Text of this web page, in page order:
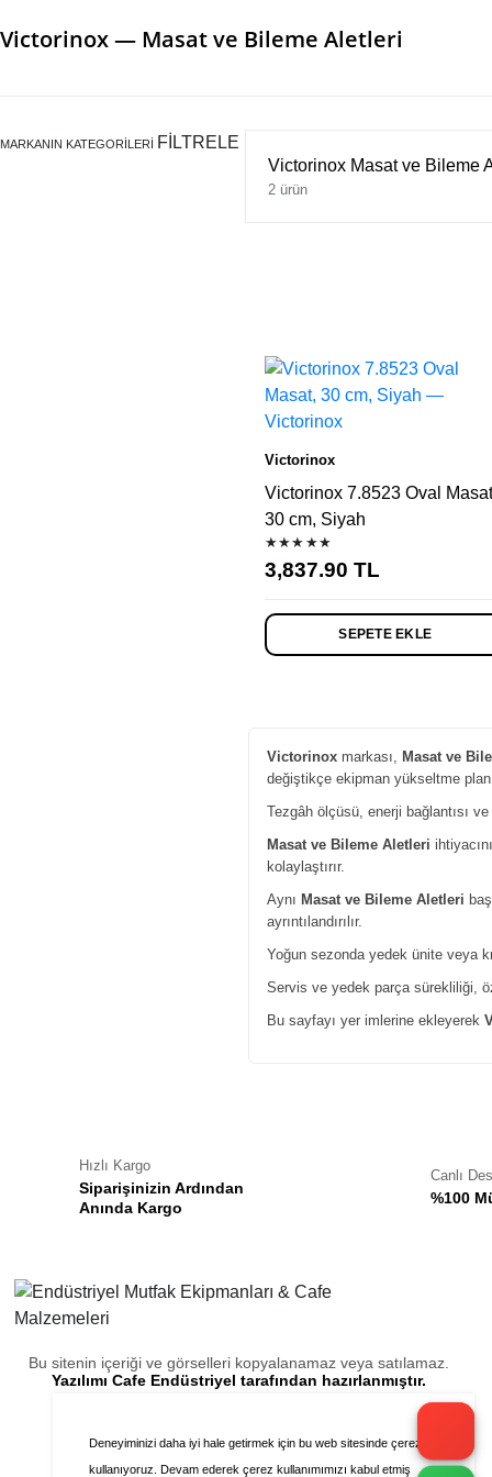
Deneyiminizi daha iyi hale getirmek için bu web sitesinde çerezleri
kullanıyoruz. Devam ederek çerez kullanımımızı kabul etmiş
Victorinox — Masat ve Bileme Aletleri
MARKANIN KATEGORILERI FİLTRELE
Victorinox Masat ve Bileme
2 ürün
Victorinox
Victorinox 7.8523 Oval
30 cm, Siyah
★★★★★
3,837.90 TL
SEPETE EKLE
Victorinox markası, Masat ve
değiştikçe ekipman yükseltme
Tezgâh ölçüsü, enerji bağlantısı
Masat ve Bileme Aletleri
kolaylaştırır.
Aynı Masat ve Bileme Aletleri
ayrıntılandırılır.
Yoğun sezonda yedek ünite veya
Servis ve yedek parça sürekliliği,
Bu sayfayı yer imlerine ekleyerek
Hızlı Kargo
Siparişinizin Ardından
Anında Kargo
Canlı
%100
Bu sitenin içeriği ve görselleri kopyalanamaz veya satılamaz.
Yazılımı Cafe Endüstriyel tarafından hazırlanmıştır.